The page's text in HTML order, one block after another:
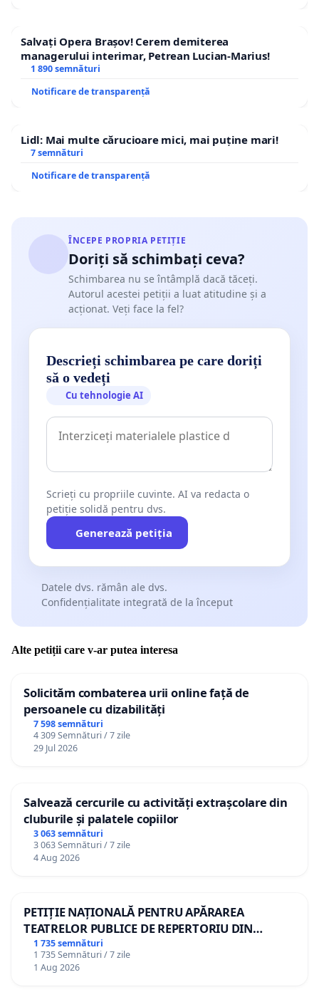
Salvați Opera Brașov! Cerem demiterea
managerului interimar, Petrean Lucian-Marius!
1 890 semnături
Notificare de transparență
Lidl: Mai multe cărucioare mici, mai puține mari!
7 semnături
Notificare de transparență
ÎNCEPE PROPRIA PETIȚIE
Doriți să schimbați ceva?
Schimbarea nu se întâmplă dacă tăceți.
Autorul acestei petiții a luat atitudine și a
acționat. Veți face la fel?
Descrieți schimbarea pe care doriți
să o vedeți
Cu tehnologie AI
Scrieți cu propriile cuvinte. AI va redacta o
petiție solidă pentru dvs.
Generează petiția
Datele dvs. rămân ale dvs.
Confidențialitate integrată de la început
Alte petiții care v-ar putea interesa
Solicităm combaterea urii online față de
persoanele cu dizabilități
7 598 semnături
4 309 Semnături / 7 zile
29 Jul 2026
Salvează cercurile cu activități extrașcolare din
cluburile și palatele copiilor
3 063 semnături
3 063 Semnături / 7 zile
4 Aug 2026
PETIȚIE NAȚIONALĂ PENTRU APĂRAREA
TEATRELOR PUBLICE DE REPERTORIU DIN
ROMÂNIA
1 735 semnături
1 735 Semnături / 7 zile
1 Aug 2026